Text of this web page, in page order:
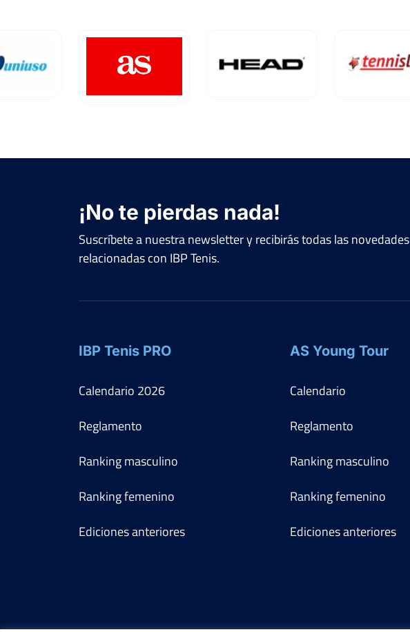
¡No te pierdas nada!
Suscríbete a nuestra newsletter y recibirás todas las novedades
relacionadas con IBP Tenis.
IBP Tenis PRO
Calendario 2026
Reglamento
Ranking masculino
Ranking femenino
Ediciones anteriores
AS Young Tour
Calendario
Reglamento
Ranking masculino
Ranking femenino
Ediciones anteriores